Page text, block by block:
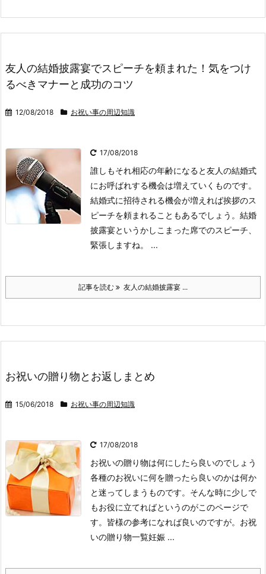
友人の結婚披露宴でスピーチを頼まれた！気をつけ
るべきマナーと成功のコツ
12/08/2018 お祝い事の周辺知識
17/08/2018
誰しもそれ相応の年齢になると友人の結婚式
にお呼ばれする機会は増えていくものです。
結婚式に招待される機会が増えれば挨拶のス
ピーチを頼まれることもあるでしょう。 結婚
披露宴というかしこまった席でのスピーチ、
緊張しますね。 ...
記事を読む 友人の結婚披露宴 ...
お祝いの贈り物とお返しまとめ
15/06/2018 お祝い事の周辺知識
17/08/2018
お祝いの贈り物は何にしたら良いのでしょう
各種のお祝いに何を贈ったら良いのかは何か
と迷ってしまうものです。 そんな時に少しで
もお役に立てればというのがこのページで
す。皆様の参考になれば良いのですが。 お祝
いの贈り物一覧妊娠 ...